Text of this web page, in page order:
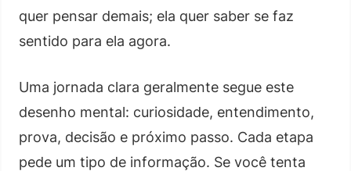
quer pensar demais; ela quer saber se faz
sentido para ela agora.
Uma jornada clara geralmente segue este
desenho mental: curiosidade, entendimento,
prova, decisão e próximo passo. Cada etapa
pede um tipo de informação. Se você tenta